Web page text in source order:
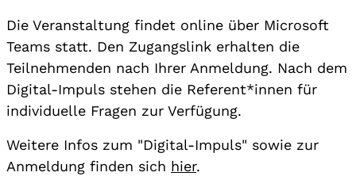
Die Veranstaltung findet online über Microsoft
Teams statt. Den Zugangslink erhalten die
Teilnehmenden nach Ihrer Anmeldung. Nach dem
Digital-Impuls stehen die Referent*innen für
individuelle Fragen zur Verfügung.
Weitere Infos zum "Digital-Impuls" sowie zur
Anmeldung finden sich hier.